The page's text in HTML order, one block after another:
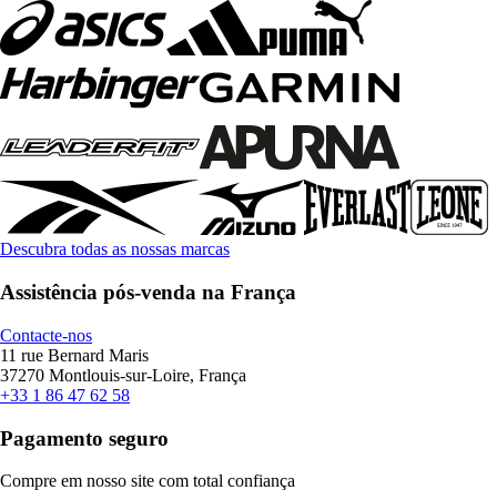
Descubra todas as nossas marcas
Assistência pós-venda na França
Contacte-nos
11 rue Bernard Maris
37270 Montlouis-sur-Loire, França
+33 1 86 47 62 58
Pagamento seguro
Compre em nosso site com total confiança